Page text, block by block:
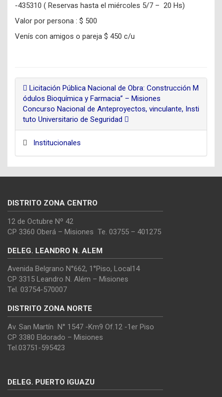
-435310 ( Reservas hasta el miércoles 5/7 – 20 Hs)
Valor por persona : $ 500
Venís con amigos o pareja $ 450 c/u
Licitación Pública Nacional de Obra: Construcción M
ódulos Bioquímica y Farmacia” – Misiones
Concurso Nacional de Anteproyectos, vinculante, Insti
tuto Universitario de Seguridad
Institucionales
DISTRITO ZONA CENTRO
12 de Octubre Nº 42
CP 3360 Oberá – Misiones Te. 03755 – 401275
DELEG. LEANDRO N. ALEM
Avenida Belgrano N°662, 1°Piso, Local14
CP 3315 Leandro N. Além – Misiones
Tel. 03754-570007
DISTRITO ZONA NORTE
Av. San Martín N° 1547 -Km9 Of.12 -1er Piso
CP 3380 Eldorado – Misiones
Tel.03751-595423
DELEG. PUERTO IGUAZU